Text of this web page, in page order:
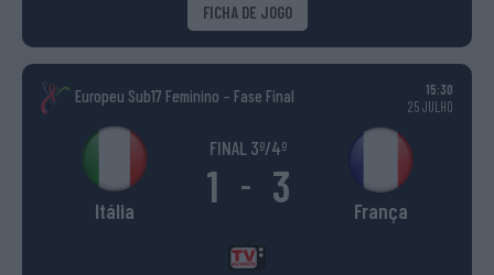
FICHA DE JOGO
Europeu Sub17 Feminino – Fase Final
15:30
25 JULHO
Itália
FINAL 3º/4º
1 - 3 França